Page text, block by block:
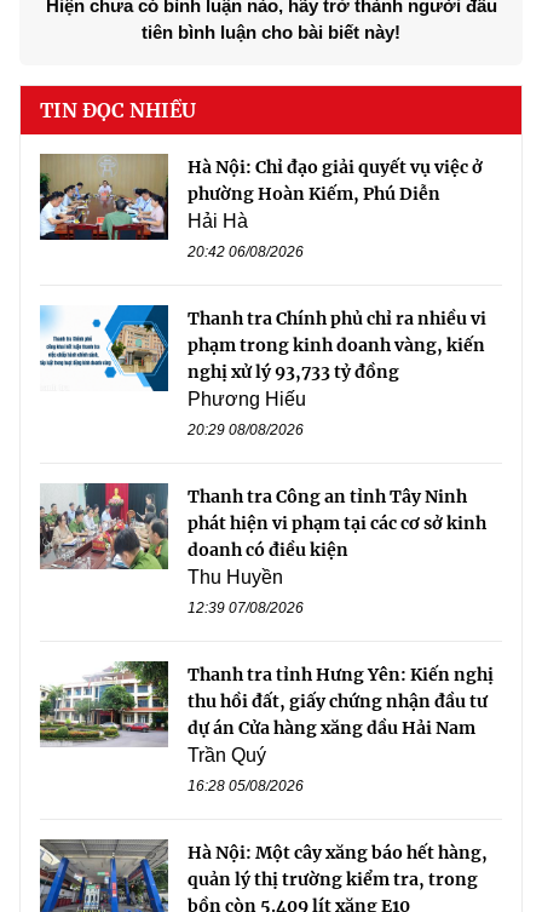
Hiện chưa có bình luận nào, hãy trở thành người đầu
tiên bình luận cho bài biết này!
TIN ĐỌC NHIỀU
Hà Nội: Chỉ đạo giải quyết vụ việc ở
phường Hoàn Kiếm, Phú Diễn
Hải Hà
20:42 06/08/2026
Thanh tra Chính phủ chỉ ra nhiều vi
phạm trong kinh doanh vàng, kiến
nghị xử lý 93,733 tỷ đồng
Phương Hiếu
20:29 08/08/2026
Thanh tra Công an tỉnh Tây Ninh
phát hiện vi phạm tại các cơ sở kinh
doanh có điều kiện
Thu Huyền
12:39 07/08/2026
Thanh tra tỉnh Hưng Yên: Kiến nghị
thu hồi đất, giấy chứng nhận đầu tư
dự án Cửa hàng xăng dầu Hải Nam
Trần Quý
16:28 05/08/2026
Hà Nội: Một cây xăng báo hết hàng,
quản lý thị trường kiểm tra, trong
bồn còn 5.409 lít xăng E10